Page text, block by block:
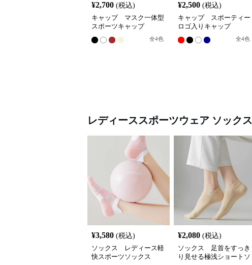
¥2,700 (税込)
キャップ マスク一体型
スポーツキャップ
全4色
¥2,500 (税込)
キャップ スポーティー
ロゴ入りキャップ
全4色
レディーススポーツウェア ソックス
¥3,580 (税込)
ソックス レディース軽
快スポーツソックス
¥2,080 (税込)
ソックス 足首をすっき
り見せる極浅ショートソ